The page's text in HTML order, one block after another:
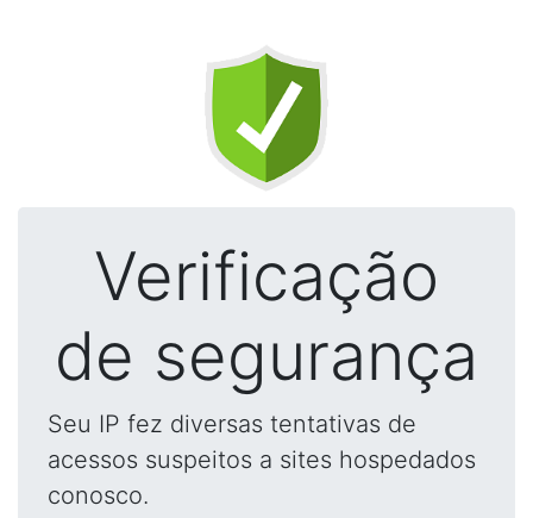
Verificação
de segurança
Seu IP fez diversas tentativas de
acessos suspeitos a sites hospedados
conosco.